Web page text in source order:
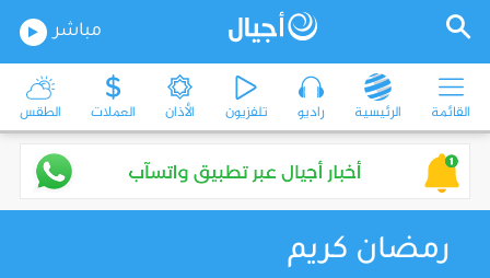
مباشر
القائمة الرئيسية راديو تلفزيون الأذان العملات الطقس
رمضان كريم